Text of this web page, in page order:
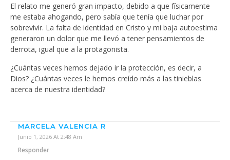
El relato me generó gran impacto, debido a que físicamente
me estaba ahogando, pero sabía que tenía que luchar por
sobrevivir. La falta de identidad en Cristo y mi baja autoestima
generaron un dolor que me llevó a tener pensamientos de
derrota, igual que a la protagonista.
¿Cuántas veces hemos dejado ir la protección, es decir, a
Dios? ¿Cuántas veces le hemos creído más a las tinieblas
acerca de nuestra identidad?
MARCELA VALENCIA R
Junio 1, 2026 At 2:48 Am
Responder